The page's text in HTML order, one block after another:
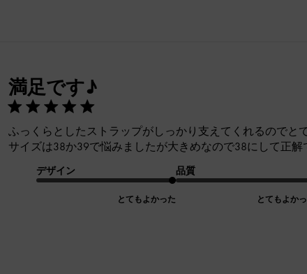
満足です♪
ふっくらとしたストラップがしっかり支えてくれるのでと
サイズは38か39で悩みましたが大きめなので38にして正解
デザイン
とてもよかった
品質
とてもよか